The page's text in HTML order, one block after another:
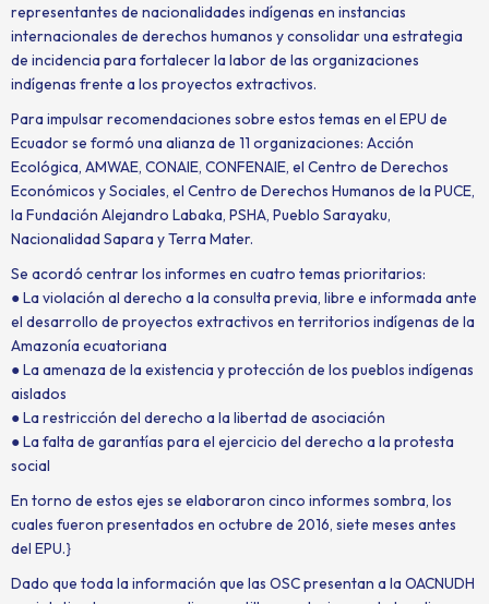
representantes de nacionalidades indígenas en instancias
internacionales de derechos humanos y consolidar una estrategia
de incidencia para fortalecer la labor de las organizaciones
indígenas frente a los proyectos extractivos.
Para impulsar recomendaciones sobre estos temas en el EPU de
Ecuador se formó una alianza de 11 organizaciones: Acción
Ecológica, AMWAE, CONAIE, CONFENAIE, el Centro de Derechos
Económicos y Sociales, el Centro de Derechos Humanos de la PUCE,
la Fundación Alejandro Labaka, PSHA, Pueblo Sarayaku,
Nacionalidad Sapara y Terra Mater.
Se acordó centrar los informes en cuatro temas prioritarios:
● La violación al derecho a la consulta previa, libre e informada ante
el desarrollo de proyectos extractivos en territorios indígenas de la
Amazonía ecuatoriana
● La amenaza de la existencia y protección de los pueblos indígenas
aislados
● La restricción del derecho a la libertad de asociación
● La falta de garantías para el ejercicio del derecho a la protesta
social
En torno de estos ejes se elaboraron cinco informes sombra, los
cuales fueron presentados en octubre de 2016, siete meses antes
del EPU.}
Dado que toda la información que las OSC presentan a la OACNUDH